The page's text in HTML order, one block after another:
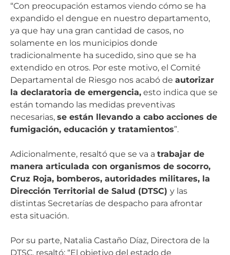
“Con preocupación estamos viendo cómo se ha
expandido el dengue en nuestro departamento,
ya que hay una gran cantidad de casos, no
solamente en los municipios donde
tradicionalmente ha sucedido, sino que se ha
extendido en otros. Por este motivo, el Comité
Departamental de Riesgo nos acabó de autorizar
la declaratoria de emergencia, esto indica que se
están tomando las medidas preventivas
necesarias, se están llevando a cabo acciones de
fumigación, educación y tratamientos”.
Adicionalmente, resaltó que se va a trabajar de
manera articulada con organismos de socorro,
Cruz Roja, bomberos, autoridades militares, la
Dirección Territorial de Salud (DTSC) y las
distintas Secretarías de despacho para afrontar
esta situación.
Por su parte, Natalia Castaño Díaz, Directora de la
DTSC, resaltó: “El objetivo del estado de